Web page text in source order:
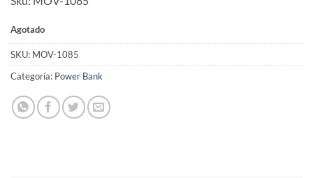
$299.00.
Agotado
SKU: MOV-1085
Categoría: Power Bank